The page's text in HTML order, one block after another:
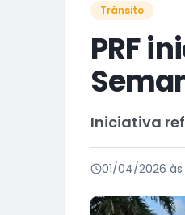
Trânsito
PRF
Iniciativa
01/04/2026 às